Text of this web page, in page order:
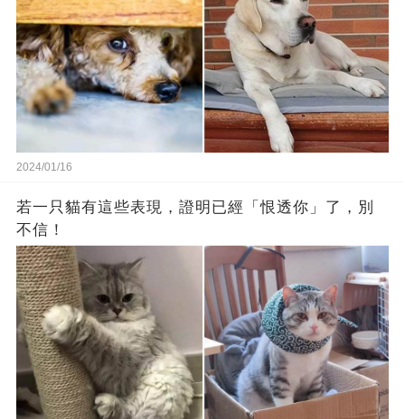
2024/01/16
若一只貓有這些表現，證明已經「恨透你」了，別
不信！